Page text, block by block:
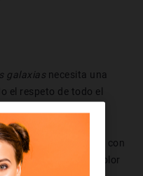
galaxias necesita una
el respeto de todo el
iPhone Xs
, un móvil con
eso sí, en color